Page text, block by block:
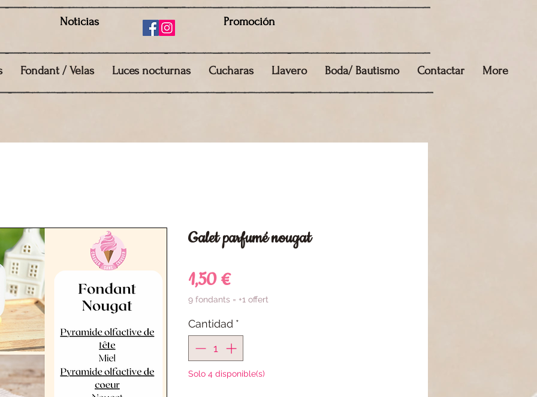
Noticias Promoción
Fondant / Velas Luces nocturnas Cucharas Llavero Boda/ Bautismo Contactar More
Galet parfumé nougat
1,50 €Precio
9 fondants = +1 offert
Cantidad *
Solo 4 disponible(s)